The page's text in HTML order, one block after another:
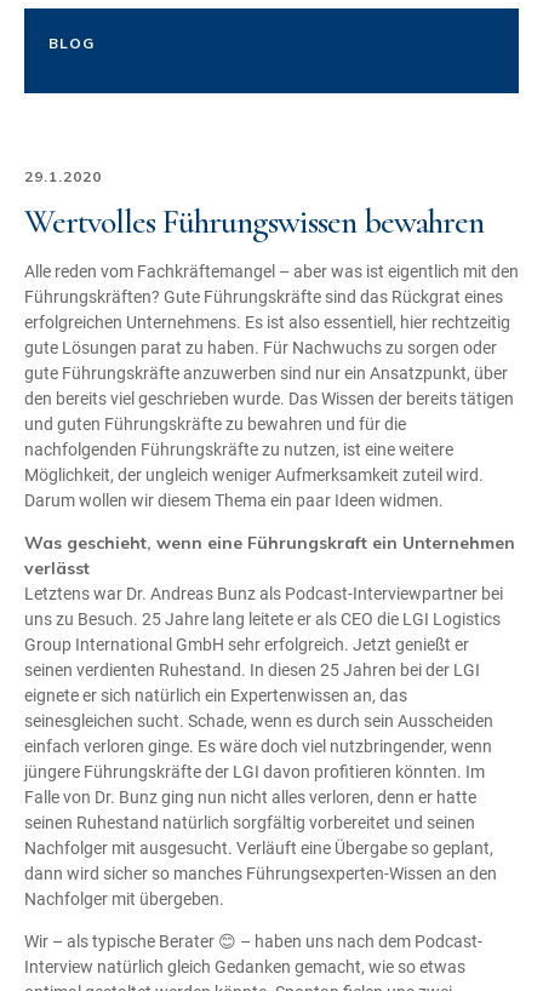
BLOG
29.1.2020
Wertvolles Führungswissen bewahren
Alle reden vom Fachkräftemangel – aber was ist eigentlich mit den
Führungskräften? Gute Führungskräfte sind das Rückgrat eines
erfolgreichen Unternehmens. Es ist also essentiell, hier rechtzeitig
gute Lösungen parat zu haben. Für Nachwuchs zu sorgen oder
gute Führungskräfte anzuwerben sind nur ein Ansatzpunkt, über
den bereits viel geschrieben wurde. Das Wissen der bereits tätigen
und guten Führungskräfte zu bewahren und für die
nachfolgenden Führungskräfte zu nutzen, ist eine weitere
Möglichkeit, der ungleich weniger Aufmerksamkeit zuteil wird.
Darum wollen wir diesem Thema ein paar Ideen widmen.
Was geschieht, wenn eine Führungskraft ein Unternehmen
verlässt
Letztens war Dr. Andreas Bunz als Podcast-Interviewpartner bei
uns zu Besuch. 25 Jahre lang leitete er als CEO die LGI Logistics
Group International GmbH sehr erfolgreich. Jetzt genießt er
seinen verdienten Ruhestand. In diesen 25 Jahren bei der LGI
eignete er sich natürlich ein Expertenwissen an, das
seinesgleichen sucht. Schade, wenn es durch sein Ausscheiden
einfach verloren ginge. Es wäre doch viel nutzbringender, wenn
jüngere Führungskräfte der LGI davon profitieren könnten. Im
Falle von Dr. Bunz ging nun nicht alles verloren, denn er hatte
seinen Ruhestand natürlich sorgfältig vorbereitet und seinen
Nachfolger mit ausgesucht. Verläuft eine Übergabe so geplant,
dann wird sicher so manches Führungsexperten-Wissen an den
Nachfolger mit übergeben.
Wir – als typische Berater 😊 – haben uns nach dem Podcast-
Interview natürlich gleich Gedanken gemacht, wie so etwas